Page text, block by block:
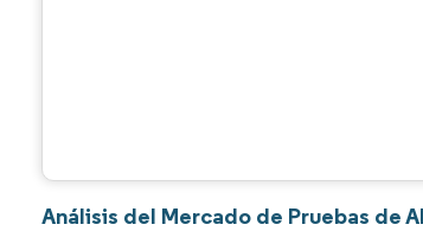
Análisis del Mercado de Pruebas de